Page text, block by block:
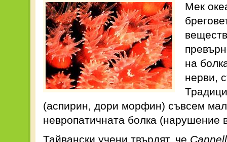
Мек
на
нерви,
(аспирин, дори морфин) съвсем
невропатичната болка (нарушение
Тайвански учени твърдят, че